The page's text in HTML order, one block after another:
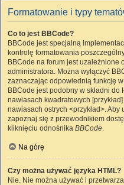
Formatowanie i typy
Co to jest BBCode?
BBCode jest specjalną
kontrolę formatowania
BBCode na forum jest uzależnione
administratora. Można wyłączyć
zaznaczając odpowiednią funkcję
BBCode jest podobny w składni
nawiasach kwadratowych
nawiasach ostrych <przykład>.
zapoznaj się z przewodnikiem
kliknięciu odnośnika BBCode.
Na górę
Czy można używać języka HTML?
Nie. Nie można używać i